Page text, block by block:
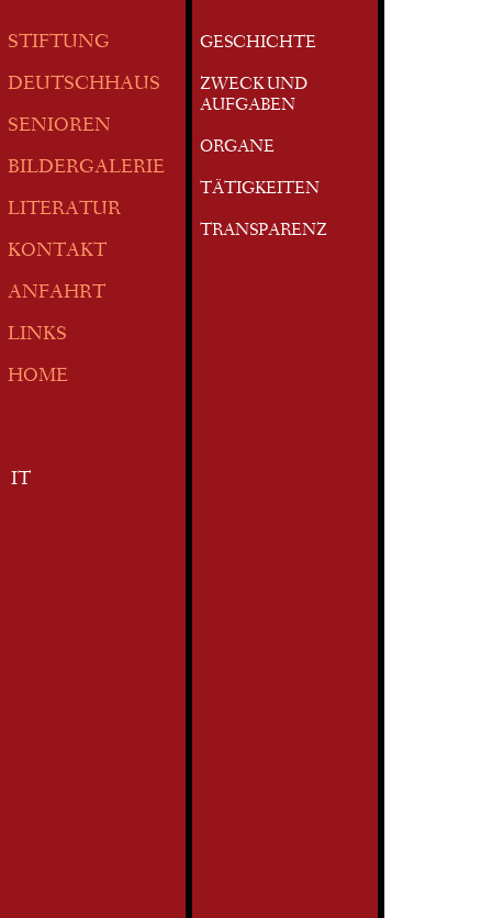
STIFTUNG
DEUTSCHHAUS
SENIOREN
BILDERGALERIE
LITERATUR
KONTAKT
ANFAHRT
LINKS
HOME
IT
GESCHICHTE
ZWECK UND
AUFGABEN
ORGANE
TÄTIGKEITEN
TRANSPARENZ